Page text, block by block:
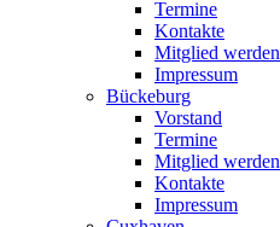
Termine
Kontakte
Mitglied werden
Impressum
Bückeburg
Vorstand
Termine
Mitglied werden
Kontakte
Impressum